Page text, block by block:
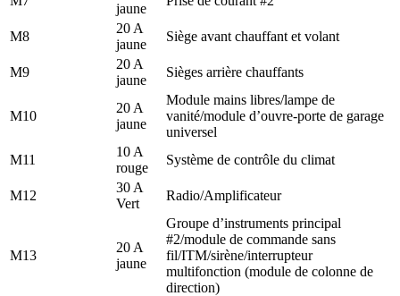
jaune
M8
20 A
jaune
Siège avant chauffant et volant
M9
20 A
jaune
Sièges arrière chauffants
M10
20 A
jaune
Module mains libres/lampe de
vanité/module d’ouvre-porte de garage
universel
M11
10 A
rouge
Système de contrôle du climat
M12
30 A
Vert
Radio/Amplificateur
M13
20 A
jaune
Groupe d’instruments principal
#2/module de commande sans
fil/ITM/sirène/interrupteur
multifonction (module de colonne de
direction)